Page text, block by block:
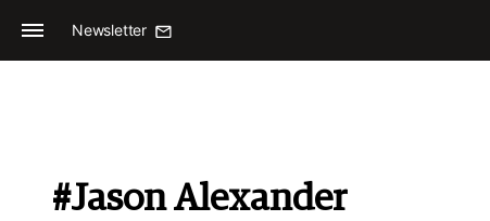
Newsletter
#Jason Alexander